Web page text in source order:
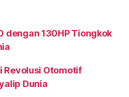
dengan 130HP Tiongkok
Revolusi Otomotif
Dunia